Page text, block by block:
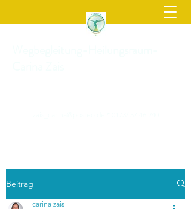
Beitrag
carina zais